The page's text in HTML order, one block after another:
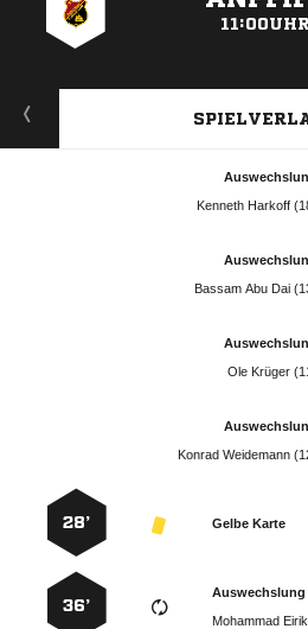
 
  
 
 
Gelbe Karte
28’
Auswechslung
 
36’